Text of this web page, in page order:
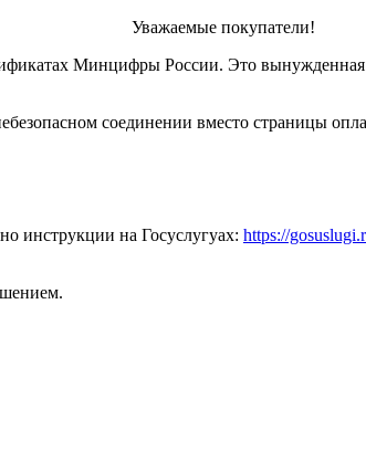
Уважаемые покупатели!
Минцифры России. Это вынужденная
соединении вместо страницы
инструкции на Госуслугуах: https://